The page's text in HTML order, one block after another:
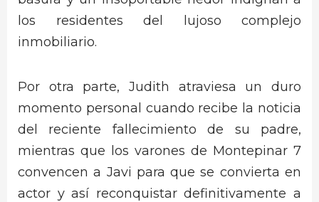
los residentes del lujoso complejo
inmobiliario.
Por otra parte, Judith atraviesa un duro
momento personal cuando recibe la noticia
del reciente fallecimiento de su padre,
mientras que los varones de Montepinar 7
convencen a Javi para que se convierta en
actor y así reconquistar definitivamente a